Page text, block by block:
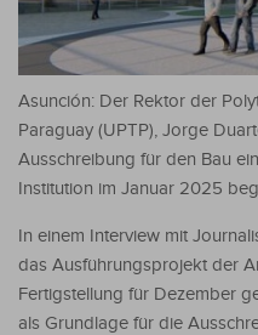
Asunción: Der Rektor der
Paraguay (UPTP), Jorge
Ausschreibung für den Bau
Institution im Januar 2025
In einem Interview mit
das Ausführungsprojekt der
Fertigstellung für Dezember
als Grundlage für die